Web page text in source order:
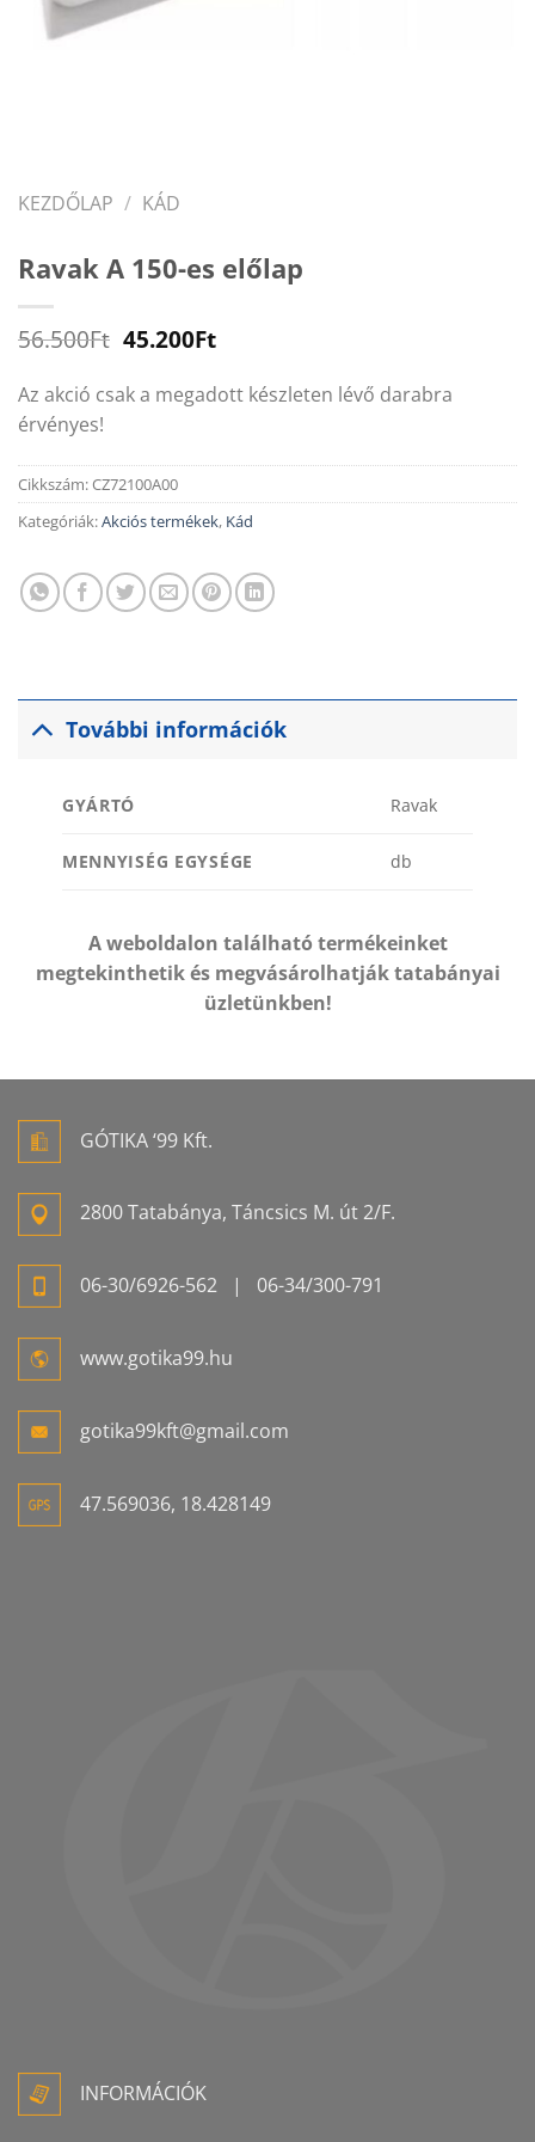
KEZDŐLAP / KÁD
Ravak A 150-es előlap
56.500Ft Original
was:
56.500Ft.
45.200FtCurrent
is:
45.200Ft.
Az akció csak a megadott készleten lévő darabra
érvényes!
Cikkszám:CZ72100A00
Kategóriák:Akciós termékek, Kád
További információk
GYÁRTÓ Ravak
MENNYISÉG EGYSÉGE db
A weboldalon található termékeinket
megtekinthetik és megvásárolhatják tatabányai
üzletünkben!
GÓTIKA ‘99 Kft.
2800 Tatabánya, Táncsics M. út 2/F.
06-30/6926-562 | 06-34/300-791
www.gotika99.hu
gotika99kft@gmail.com
47.569036, 18.428149
INFORMÁCIÓK